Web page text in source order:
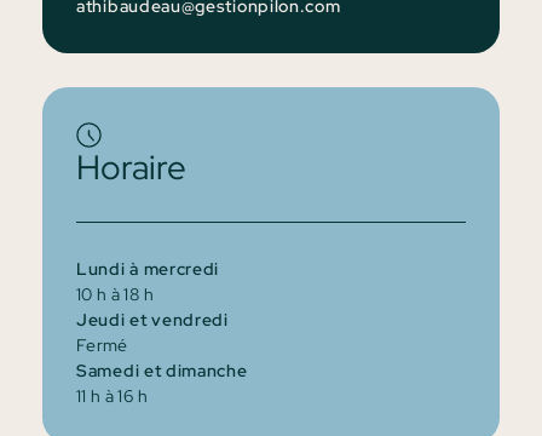
athibaudeau@gestionpilon.com
Horaire
Lundi à mercredi
10 h à 18 h
Jeudi et vendredi
Fermé
Samedi et dimanche
11 h à 16 h